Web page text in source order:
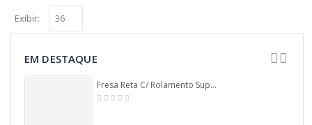
Exibir:
EM DESTAQUE
Fresa Reta C/ Rolamento Superior Ø12,7mm (1/2) X 40mm Corte X 84mm X 6,0mm Haste. (Ftr0061)